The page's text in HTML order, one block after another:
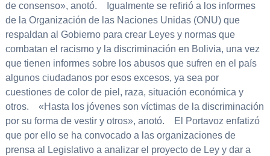
de consenso», anotó. Igualmente se refirió a los informes
de la Organización de las Naciones Unidas (ONU) que
respaldan al Gobierno para crear Leyes y normas que
combatan el racismo y la discriminación en Bolivia, una vez
que tienen informes sobre los abusos que sufren en el país
algunos ciudadanos por esos excesos, ya sea por
cuestiones de color de piel, raza, situación económica y
otros. «Hasta los jóvenes son víctimas de la discriminación
por su forma de vestir y otros», anotó. El Portavoz enfatizó
que por ello se ha convocado a las organizaciones de
prensa al Legislativo a analizar el proyecto de Ley y dar a